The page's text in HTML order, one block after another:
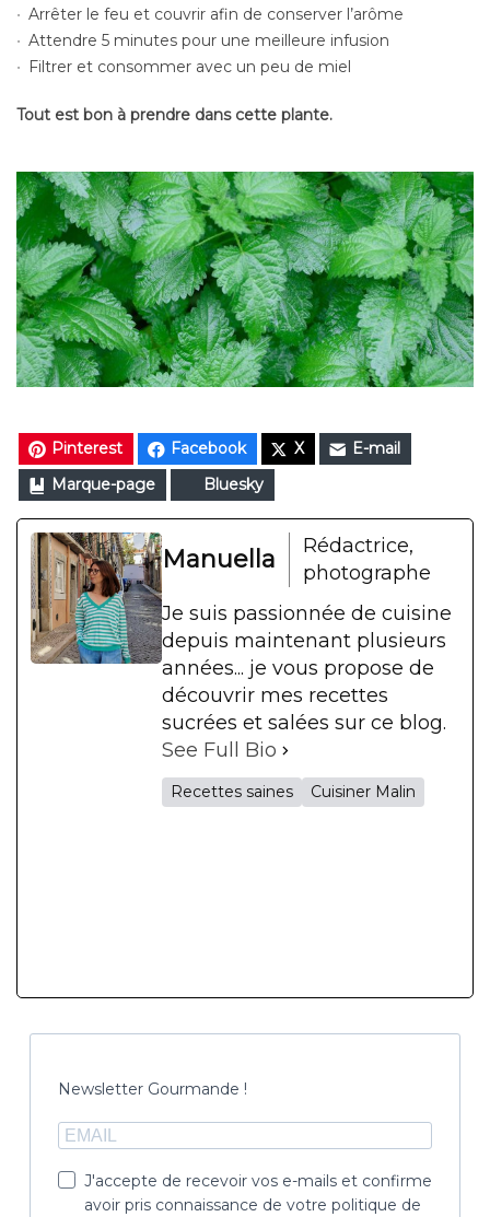
Arrêter le feu et couvrir afin de conserver l’arôme
Attendre 5 minutes pour une meilleure infusion
Filtrer et consommer avec un peu de miel
Tout est bon à prendre dans cette plante.
Pinterest Facebook X
E-mail
Marque-page
Bluesky
Manuella
Rédactrice,
photographe
Je suis passionnée de cuisine
depuis maintenant plusieurs
années... je vous propose de
découvrir mes recettes
sucrées et salées sur ce blog.
See Full Bio
Recettes saines Cuisiner Malin
Newsletter Gourmande !
J'accepte de recevoir vos e-mails et confirme
avoir pris connaissance de votre politique de